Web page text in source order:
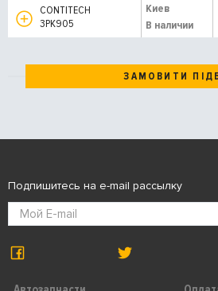
CONTITECH
3PK905
Киев
В наличии
ЗАМОВИТИ
Подпишитесь на e-mail рассылку